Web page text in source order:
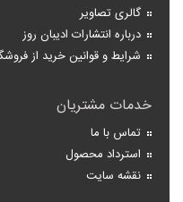
گالری تصاویر
درباره انتشارات ادیبان روز
شرایط و قوانین خرید از فروشگاه
خدمات مشتریان
تماس با ما
استرداد محصول
نقشه سایت